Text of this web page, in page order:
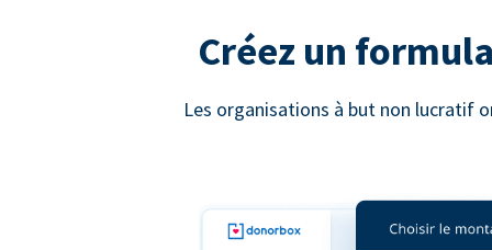
Créez un
Les organisations à but non lucratif